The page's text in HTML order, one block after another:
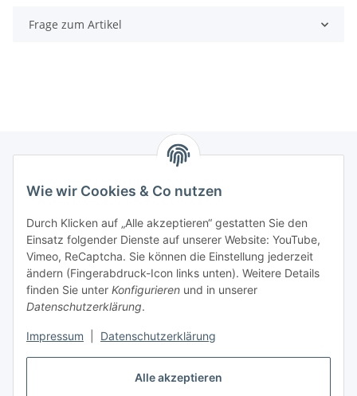
Alle akzeptieren
Wie wir Cookies & Co nutzen
Durch Klicken auf „Alle akzeptieren“ gestatten Sie den
Einsatz folgender Dienste auf unserer Website: YouTube,
Vimeo, ReCaptcha. Sie können die Einstellung jederzeit
ändern (Fingerabdruck-Icon links unten). Weitere Details
finden Sie unter Konfigurieren und in unserer
Datenschutzerklärung.
Impressum Datenschutzerklärung
Frage zum Artikel
Zahlungsmöglichkeiten
Versandinformationen
Gesetzliche Informationen